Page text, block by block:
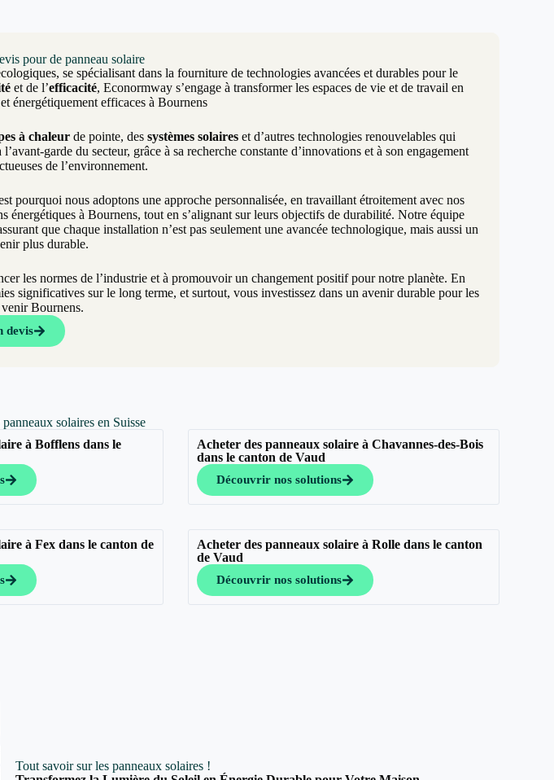
pour de panneau solaire
se spécialisant dans la fourniture de technologies avancées et durables pour le
et de l’efficacité, Econormway s’engage à transformer les espaces de vie et de travail en
énergétiquement efficaces à Bournens
à chaleurde pointe, des systèmes solaireset d’autres technologies renouvelables qui
garde du secteur, grâce à sa recherche constante d’innovations et à son engagement
de l’environnement.
pourquoi nous adoptons une approche personnalisée, en travaillant étroitement avec nos
à Bournens, tout en s’alignant sur leurs objectifs de durabilité. Notre équipe
que chaque installation n’est pas seulement une avancée technologique, mais aussi un
plus durable.
les normes de l’industrie et à promouvoir un changement positif pour notre planète. En
significatives sur le long terme, et surtout, vous investissez dans un avenir durable pour les
Bournens.
devis
solaires en Suisse
à Bofflens dans le
Acheter des panneaux solaire à Chavannes-des-Bois
dans le canton de Vaud
Découvrir nos solutions
à Fex dans le canton de
Acheter des panneaux solaire à Rolle dans le canton
de Vaud
Découvrir nos solutions
Tout savoir sur les panneaux solaires !